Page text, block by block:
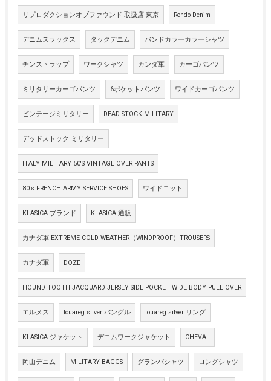
リプロダクションオブファウンド 取扱店 東京 Rondo Denim
デニムスラックス タックデニム バンドカラーカラーシャツ
チンストラップ ワークシャツ カンダ軍 カーゴパンツ
ミリタリーカーゴパンツ 6ポケットパンツ ワイドカーゴパンツ
ビンテージミリタリー DEAD STOCK MILITARY
デッドストック ミリタリー
ITALY MILITARY 50'S VINTAGE OVER PANTS
80's FRENCH ARMY SERVICE SHOES ワイドニット
KLASICA ブランド KLASICA 通販
カナダ軍 EXTREME COLD WEATHER（WINDPROOF）TROUSERS
カナダ軍 DOZE
HOUND TOOTH JACQUARD JERSEY SIDE POCKET WIDE BODY PULL OVER
エルメス touareg silver バングル touareg silver リング
KLASICA ジャケット デニムワークジャケット CHEVAL
岡山デニム MILITARY BAGGS グランパシャツ ロングシャツ